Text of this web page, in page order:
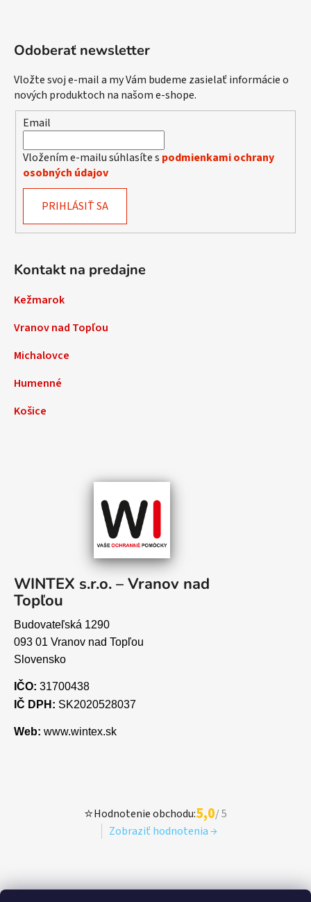
Odoberať newsletter
Vložte svoj e-mail a my Vám budeme zasielať informácie o
nových produktoch na našom e-shope.
Email
Vložením e-mailu súhlasíte s podmienkami ochrany
osobných údajov
PRIHLÁSIŤ SA
Kontakt na predajne
Kežmarok
Vranov nad Topľou
Michalovce
Humenné
Košice
WINTEX s.r.o. – Vranov nad
Topľou
Budovateľská 1290
093 01 Vranov nad Topľou
Slovensko
IČO: 31700438
IČ DPH: SK2020528037
Web: www.wintex.sk
⭐Hodnotenie obchodu:5,0/ 5
Zobraziť hodnotenia →